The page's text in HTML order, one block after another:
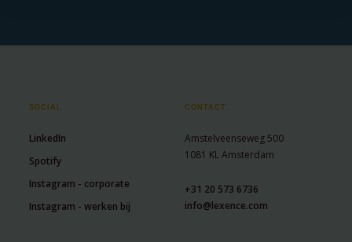
SOCIAL
LinkedIn
Spotify
Instagram - corporate
Instagram - werken bij
CONTACT
Amstelveenseweg 500
1081 KL Amsterdam
+31 20 573 6736
info@lexence.com